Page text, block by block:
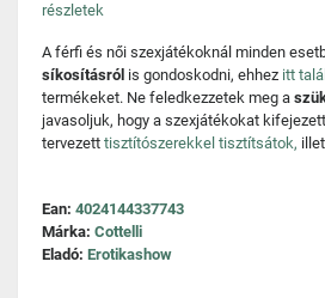
részletek
A férfi és női szexjátékoknál minden
síkosításról is gondoskodni, ehhez itt
termékeket. Ne feledkezzetek meg a
javasoljuk, hogy a szexjátékokat
tervezett tisztítószerekkel tisztítsátok,
Ean: 4024144337743
Márka: Cottelli
Eladó: Erotikashow